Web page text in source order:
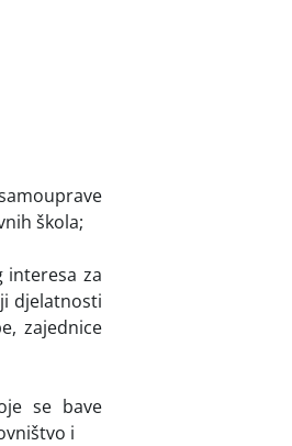
škola;
interesa za
djelatnosti
zajednice
se bave
i